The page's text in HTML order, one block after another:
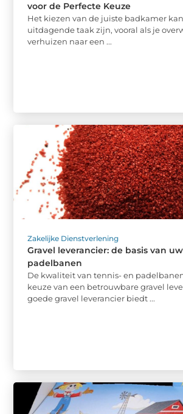
voor de Perfecte Keuze
Het kiezen van de juiste badkamer
uitdagende taak zijn, vooral als je
verhuizen naar een ...
Zakelijke Dienstverlening
Gravel leverancier: de basis van
padelbanen
De kwaliteit van tennis- en
keuze van een betrouwbare gravel
goede gravel leverancier biedt ...